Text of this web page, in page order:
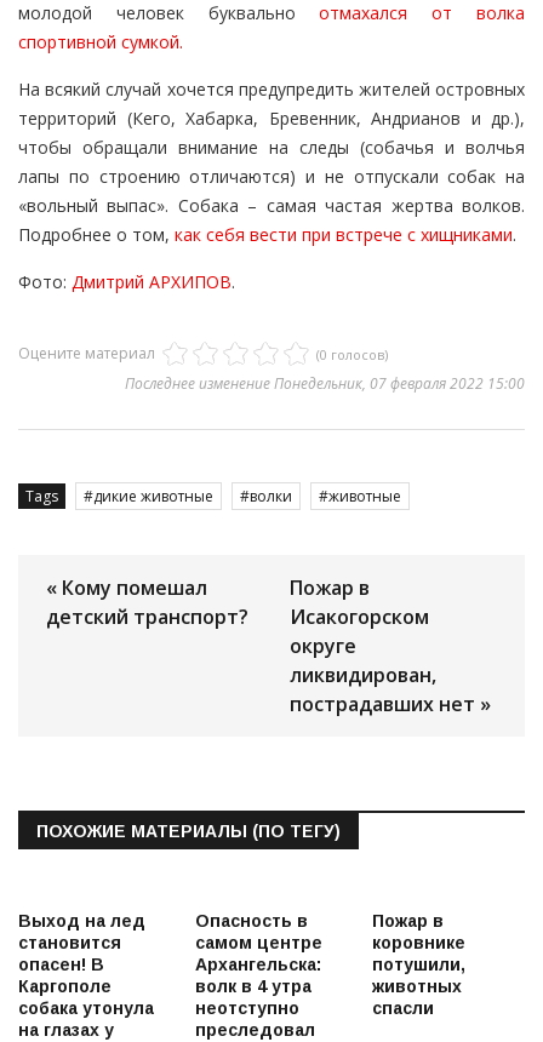
молодой человек буквальноотмахался от волка
спортивной сумкой.
На всякий случай хочется предупредить жителей островных
территорий (Кего, Хабарка, Бревенник, Андрианов и др.),
чтобы обращали внимание на следы (собачья и волчья
лапы по строению отличаются) и не отпускали собак на
«вольный выпас». Собака – самая частая жертва волков.
Подробнее о том, как себя вести при встрече с хищниками.
Фото: Дмитрий АРХИПОВ.
Оцените материал (0 голосов)
Последнее изменение Понедельник, 07 февраля 2022 15:00
Tags дикие животные волки животные
« Кому помешал
детский транспорт?
Пожар в
Исакогорском
округе
ликвидирован,
пострадавших нет »
ПОХОЖИЕ МАТЕРИАЛЫ (ПО ТЕГУ)
Выход на лед
становится
опасен! В
Каргополе
собака утонула
на глазах у
Опасность в
самом центре
Архангельска:
волк в 4 утра
неотступно
преследовал
Пожар в
коровнике
потушили,
животных
спасли